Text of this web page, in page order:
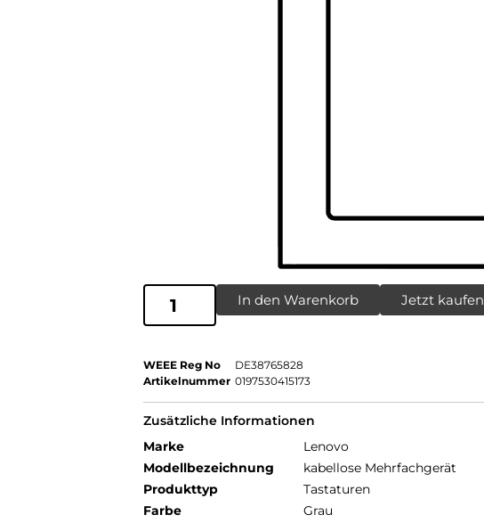
In den Warenkorb Jetzt kaufen
WEEE Reg No
DE38765828
Artikelnummer 0197530415173
Zusätzliche Informationen
Marke
Lenovo
Modellbezeichnung
kabellose Mehrfachgerät
Produkttyp
Tastaturen
Farbe
Grau